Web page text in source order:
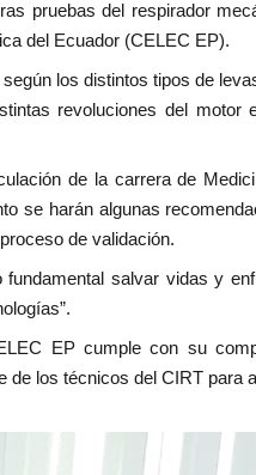
pruebas del respirador
del Ecuador (CELEC EP).
los distintos tipos de
revoluciones del motor
de la carrera de
se harán algunas
de validación.
salvar vidas y
EP cumple con su
los técnicos del CIRT para